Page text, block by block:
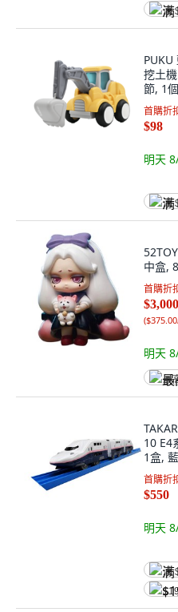
满
挖土
節, 1個
首購折
$98
明天
满
中盒,
首購折
$3,000
(
明天
最
10 E4
1盒,
首購折
$550
明天
满